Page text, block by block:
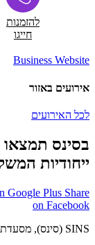
להזמנות
חייגו
Business Website
אירועים באזור
לכל האירועים
בסינס תמצאו
ייחודיות
Google Plus Share
on Facebook
SINS (סינס), מסעדת שף חדשה הממוקמת בצומת שער הנגב.